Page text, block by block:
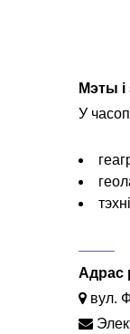
Мэты
У
Адрас
вул.